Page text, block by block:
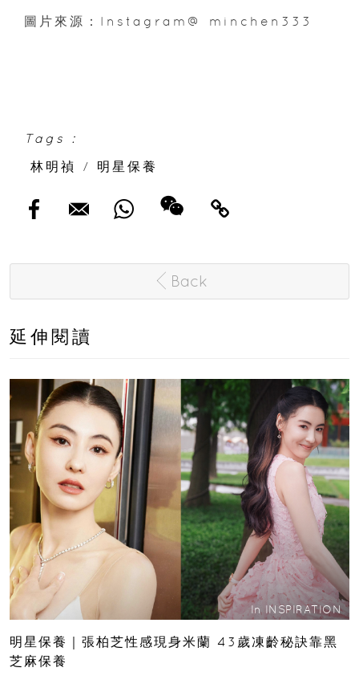
圖片來源：Instagram@ minchen333
Tags :
林明禎
/ 明星保養
Back
延伸閱讀
In INSPIRATION
明星保養｜張柏芝性感現身米蘭 43歲凍齡秘訣靠黑
芝麻保養